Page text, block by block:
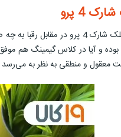
4 پرو
است؟ یکی از خصوصیات
معقول و منطقی به نظر به می‌رسد